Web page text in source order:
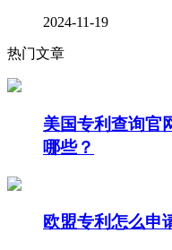
2024-11-19
热门文章
美国专利查询官
哪些？
欧盟专利怎么申